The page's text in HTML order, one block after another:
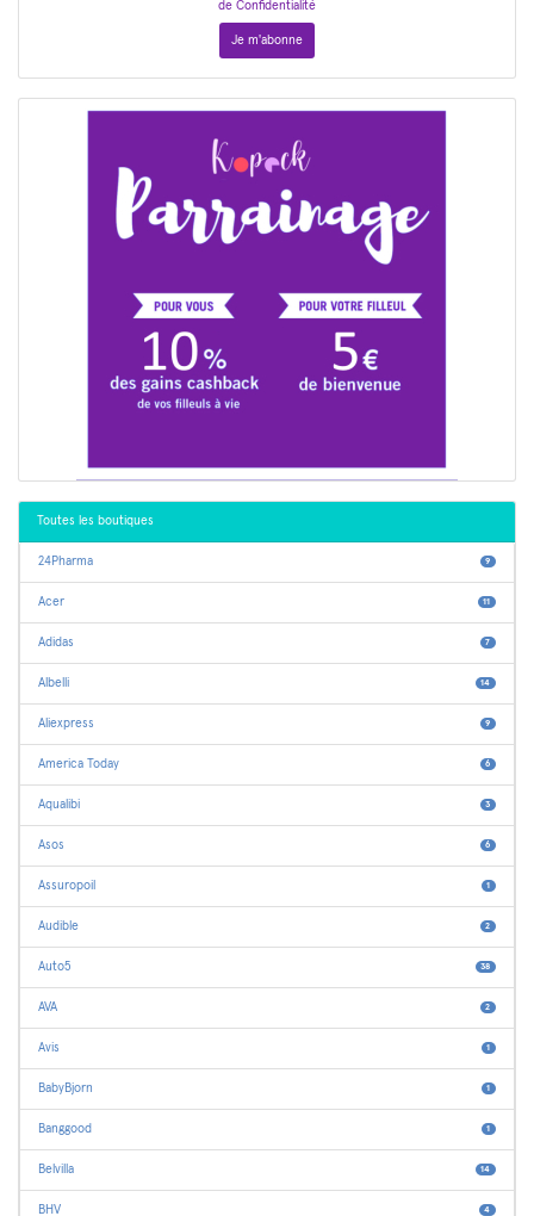
de Confidentialité
Toutes les boutiques
24Pharma 9
Acer 11
Adidas 7
Albelli 14
Aliexpress 9
America Today 6
Aqualibi 3
Asos 6
Assuropoil 1
Audible 2
Auto5 38
AVA 2
Avis 1
BabyBjorn 1
Banggood 1
Belvilla 14
BHV 4